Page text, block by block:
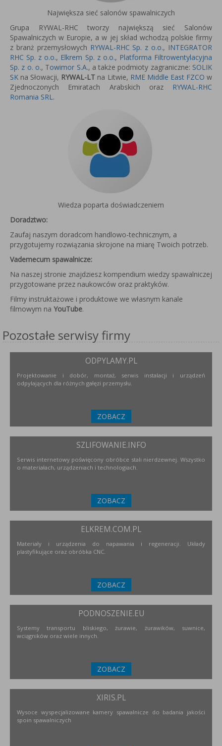
Największa sieć salonów spawalniczych
Grupa RYWAL-RHC tworzy największą sieć Salonów
Spawalniczych w Europie, a w jej skład wchodzą polskie firmy
z branż przemysłowych RYWAL-RHC Sp. z o.o., INTEGRATOR
RHC Sp. z o.o., Elkrem Sp. z o.o., Platforma Filtrowentylacyjna
Sp. z o. o., Towimor S.A., a także podmioty zagraniczne: SOLIK
SK na Słowacji, RYWAL-LT na Litwie, RME Middle East FZCO w
Zjednoczonych Emiratach Arabskich oraz RYWAL-RHC
Romania SRL.
Wiedza poparta doświadczeniem
Doradztwo:
Zaufaj naszym doradcom handlowo-technicznym, a
przygotujemy rozwiązania skrojone na miarę Twoich potrzeb.
Vademecum spawalnicze:
Na naszej stronie znajdziesz kompendium wiedzy spawalniczej
przygotowane przez naukowców oraz praktyków.
Filmy instruktażowe i produktowe we własnym kanale
filmowym na YouTube.
Pozostałe serwisy firmy
ODPYLAMY.PL
Projektowanie i dobór, montaż, serwis instalacji i urządzeń
odpylających dla różnych gałęzi przemysłu.
ZOBACZ
SZLIFOWANIE.INFO
Serwis internetowy poświęcony obróbce stali nierdzewnej. Wszystko
o materiałach, urządzeniach i technologiach.
ZOBACZ
ELKREM.COM.PL
Materiały i urządzenia do napawania i regeneracji. Układy
plastyfikujące oraz obróbka CNC.
ZOBACZ
PODNOSZENIE.EU
Systemy transportu bliskiego, żurawie, żurawików, suwnice,
wciągników oraz wiele innych.
ZOBACZ
XIRIS.PL
Wysoce wyspecjalizowane kamery spawalnicze do badania jakości
spoin spawalniczych